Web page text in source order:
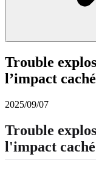
Trouble
l’impact caché
2025/09/07
Trouble
l'impact caché